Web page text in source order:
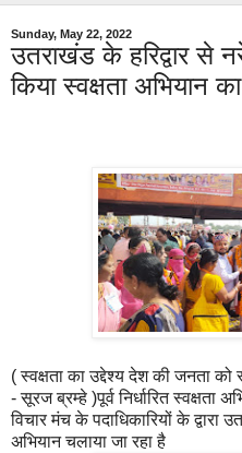
Sunday, May 22, 2022
उतराखंड के हरिद्वार से
किया स्वक्षता अभियान
( स्वक्षता का उद्देश्य देश की जनता
- सूरज ब्रम्हे )पूर्व निर्धारित स्वक्षता
विचार मंच के पदाधिकारियों के द्वारा
अभियान चलाया जा रहा है